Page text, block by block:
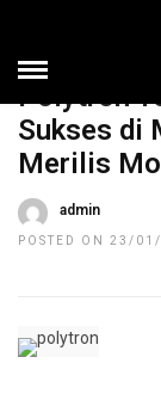
Polytron
Sukses di
Merilis
admin
POSTED ON 23/